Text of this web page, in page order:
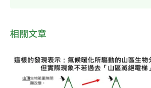
相關文章